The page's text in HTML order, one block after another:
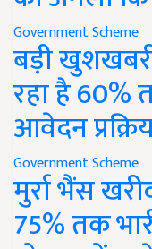
Government Scheme
बड़ी
रहा है 60%
आवेदन
Government Scheme
मुर्रा भैंस
75% तक